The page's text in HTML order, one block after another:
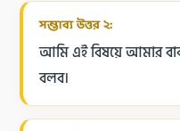
সম্ভাব্য উত্তর ২:
আমি এই বিষয়ে আমার
বলব।